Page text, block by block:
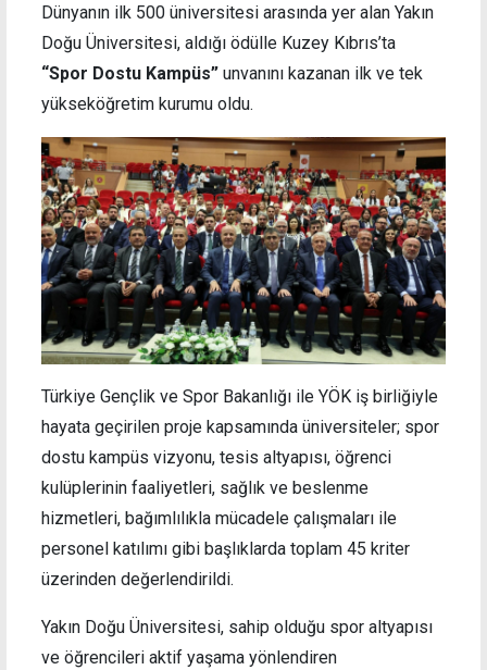
Dünyanın ilk 500 üniversitesi arasında yer alan Yakın
Doğu Üniversitesi, aldığı ödülle Kuzey Kıbrıs’ta
“Spor Dostu Kampüs” unvanını kazanan ilk ve tek
yükseköğretim kurumu oldu.
Türkiye Gençlik ve Spor Bakanlığı ile YÖK iş birliğiyle
hayata geçirilen proje kapsamında üniversiteler; spor
dostu kampüs vizyonu, tesis altyapısı, öğrenci
kulüplerinin faaliyetleri, sağlık ve beslenme
hizmetleri, bağımlılıkla mücadele çalışmaları ile
personel katılımı gibi başlıklarda toplam 45 kriter
üzerinden değerlendirildi.
Yakın Doğu Üniversitesi, sahip olduğu spor altyapısı
ve öğrencileri aktif yaşama yönlendiren